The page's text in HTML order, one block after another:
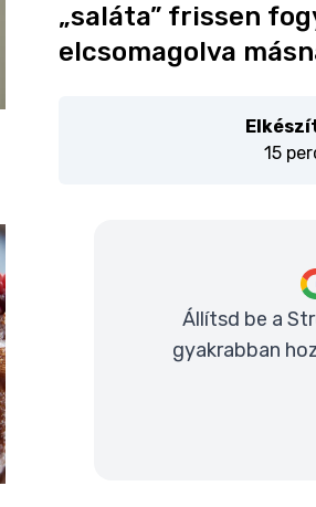
„saláta” frissen
elcsomagolva
15
Állítsd be a
gyakrabban